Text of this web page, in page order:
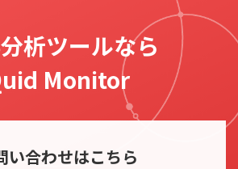
析ツールなら
Monitor
い合わせはこちら